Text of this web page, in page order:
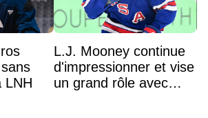
LNH
L.J. Mooney continue
d'impressionner et vise
un grand rôle avec